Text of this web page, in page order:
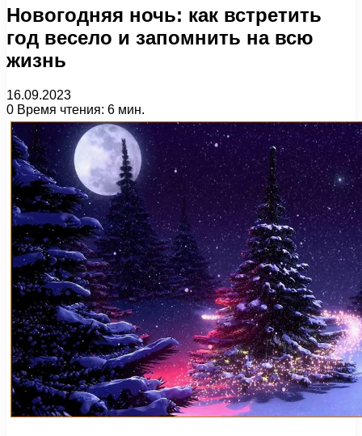
Новогодняя ночь: как встретить
год весело и запомнить на всю
жизнь
16.09.2023
0 Время чтения: 6 мин.